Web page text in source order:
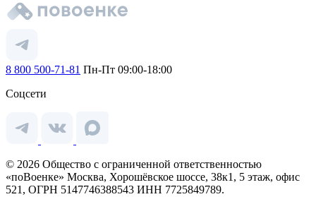
8 800 500-71-81 Пн-Пт 09:00-18:00
Соцсети
© 2026 Общество с ограниченной ответственностью
«поВоенке» Москва, Хорошёвское шоссе, 38к1, 5 этаж, офис
521, ОГРН 5147746388543 ИНН 7725849789.